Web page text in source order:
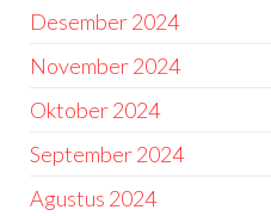
Desember 2024
November 2024
Oktober 2024
September 2024
Agustus 2024